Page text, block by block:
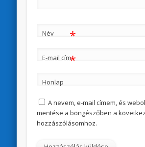
Név *
E-mail cím*
Honlap
A nevem, e-mail címem, és
mentése a böngészőben a
hozzászólásomhoz.